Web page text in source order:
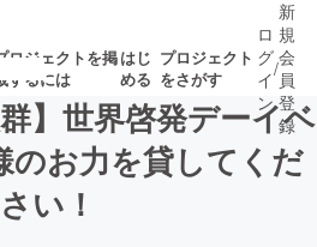
ロジェクトを掲
するには
はじ
める
プロジェクト
をさがす
新着プロ 募集終了が近いプ
ロ
グ
イ
ン
/
新
規
会
員
登
録
】世界啓発デーイベ
のお力を貸してくだ
さい！